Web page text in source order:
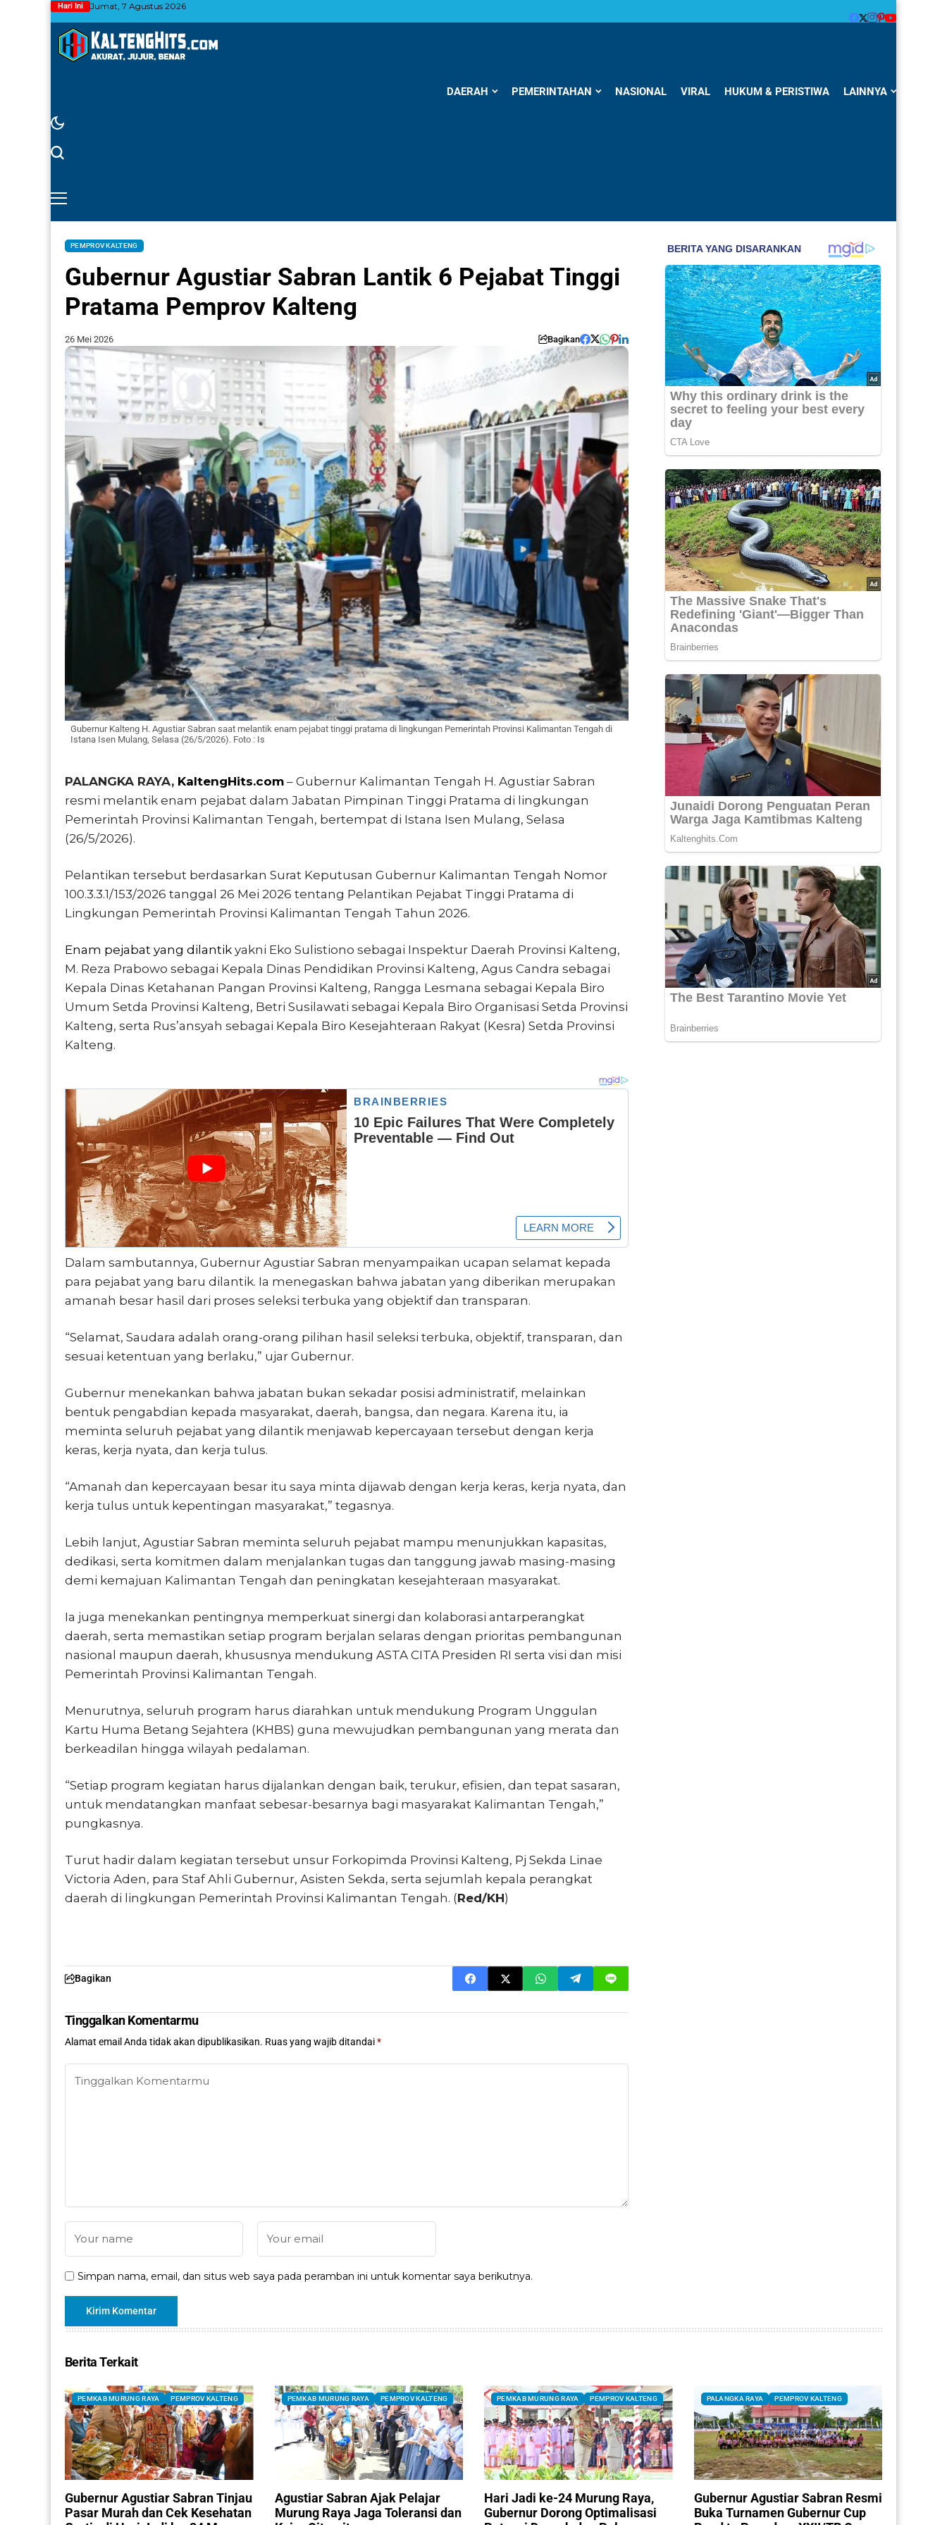
Hari Ini Jumat, 7 Agustus 2026
DAERAH PEMERINTAHAN NASIONAL VIRAL HUKUM & PERISTIWA LAINNYA
PEMPROV KALTENG
Gubernur Agustiar Sabran Lantik 6 Pejabat Tinggi
Pratama Pemprov Kalteng
26 Mei 2026 Bagikan
Gubernur Kalteng H. Agustiar Sabran saat melantik enam pejabat tinggi pratama di lingkungan Pemerintah Provinsi Kalimantan Tengah di
Istana Isen Mulang, Selasa (26/5/2026). Foto : Is
PALANGKA RAYA, KaltengHits.com – Gubernur Kalimantan Tengah H. Agustiar Sabran
resmi melantik enam pejabat dalam Jabatan Pimpinan Tinggi Pratama di lingkungan
Pemerintah Provinsi Kalimantan Tengah, bertempat di Istana Isen Mulang, Selasa
(26/5/2026).
Pelantikan tersebut berdasarkan Surat Keputusan Gubernur Kalimantan Tengah Nomor
100.3.3.1/153/2026 tanggal 26 Mei 2026 tentang Pelantikan Pejabat Tinggi Pratama di
Lingkungan Pemerintah Provinsi Kalimantan Tengah Tahun 2026.
Enam pejabat yang dilantik yakni Eko Sulistiono sebagai Inspektur Daerah Provinsi Kalteng,
M. Reza Prabowo sebagai Kepala Dinas Pendidikan Provinsi Kalteng, Agus Candra sebagai
Kepala Dinas Ketahanan Pangan Provinsi Kalteng, Rangga Lesmana sebagai Kepala Biro
Umum Setda Provinsi Kalteng, Betri Susilawati sebagai Kepala Biro Organisasi Setda Provinsi
Kalteng, serta Rus’ansyah sebagai Kepala Biro Kesejahteraan Rakyat (Kesra) Setda Provinsi
Kalteng.
Dalam sambutannya, Gubernur Agustiar Sabran menyampaikan ucapan selamat kepada
para pejabat yang baru dilantik. Ia menegaskan bahwa jabatan yang diberikan merupakan
amanah besar hasil dari proses seleksi terbuka yang objektif dan transparan.
“Selamat, Saudara adalah orang-orang pilihan hasil seleksi terbuka, objektif, transparan, dan
sesuai ketentuan yang berlaku,” ujar Gubernur.
Gubernur menekankan bahwa jabatan bukan sekadar posisi administratif, melainkan
bentuk pengabdian kepada masyarakat, daerah, bangsa, dan negara. Karena itu, ia
meminta seluruh pejabat yang dilantik menjawab kepercayaan tersebut dengan kerja
keras, kerja nyata, dan kerja tulus.
“Amanah dan kepercayaan besar itu saya minta dijawab dengan kerja keras, kerja nyata, dan
kerja tulus untuk kepentingan masyarakat,” tegasnya.
Lebih lanjut, Agustiar Sabran meminta seluruh pejabat mampu menunjukkan kapasitas,
dedikasi, serta komitmen dalam menjalankan tugas dan tanggung jawab masing-masing
demi kemajuan Kalimantan Tengah dan peningkatan kesejahteraan masyarakat.
Ia juga menekankan pentingnya memperkuat sinergi dan kolaborasi antarperangkat
daerah, serta memastikan setiap program berjalan selaras dengan prioritas pembangunan
nasional maupun daerah, khususnya mendukung ASTA CITA Presiden RI serta visi dan misi
Pemerintah Provinsi Kalimantan Tengah.
Menurutnya, seluruh program harus diarahkan untuk mendukung Program Unggulan
Kartu Huma Betang Sejahtera (KHBS) guna mewujudkan pembangunan yang merata dan
berkeadilan hingga wilayah pedalaman.
“Setiap program kegiatan harus dijalankan dengan baik, terukur, efisien, dan tepat sasaran,
untuk mendatangkan manfaat sebesar-besarnya bagi masyarakat Kalimantan Tengah,”
pungkasnya.
Turut hadir dalam kegiatan tersebut unsur Forkopimda Provinsi Kalteng, Pj Sekda Linae
Victoria Aden, para Staf Ahli Gubernur, Asisten Sekda, serta sejumlah kepala perangkat
daerah di lingkungan Pemerintah Provinsi Kalimantan Tengah. (Red/KH)
Bagikan
Tinggalkan Komentarmu
Alamat email Anda tidak akan dipublikasikan. Ruas yang wajib ditandai*
Simpan nama, email, dan situs web saya pada peramban ini untuk komentar saya berikutnya.
Berita Terkait
PEMKAB MURUNG RAYA PEMPROV KALTENG
Gubernur Agustiar Sabran Tinjau
Pasar Murah dan Cek Kesehatan
PEMKAB MURUNG RAYA PEMPROV KALTENG
Agustiar Sabran Ajak Pelajar
Murung Raya Jaga Toleransi dan
PEMKAB MURUNG RAYA PEMPROV KALTENG
Hari Jadi ke-24 Murung Raya,
Gubernur Dorong Optimalisasi
PALANGKA RAYA PEMPROV KALTENG
Gubernur Agustiar Sabran Resmi
Buka Turnamen Gubernur Cup